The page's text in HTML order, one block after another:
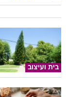
בית ועיצוב